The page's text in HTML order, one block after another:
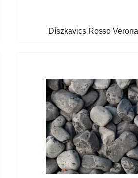
Díszkavics Rosso